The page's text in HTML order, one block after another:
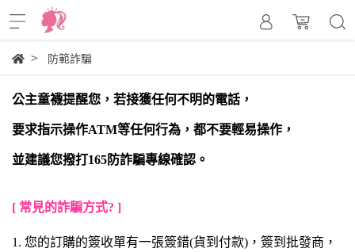
防範詐騙
公主童襪提醒您，若接獲任何不明的電話，
要求指示操作ATM等任何行為，都不要輕易操作，
並建議您撥打165防詐騙專線確認。
[ 常見的詐騙方式? ]
1. 您的訂購的簽收單有一張簽錯(貨到付款)，簽到批發商，